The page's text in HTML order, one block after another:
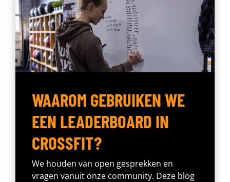
WAAROM GEBRUIKEN WE
EEN LEADERBOARD IN
CROSSFIT?
We houden van open gesprekken en
vragen vanuit onze community. Deze blog